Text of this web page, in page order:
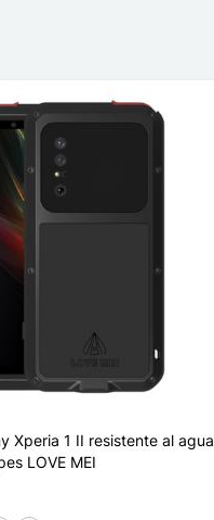
Xperia 1 II resistente al agua
LOVE MEI